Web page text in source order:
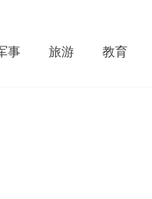
事 旅游 教育